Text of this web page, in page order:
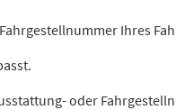
Ihres
oder